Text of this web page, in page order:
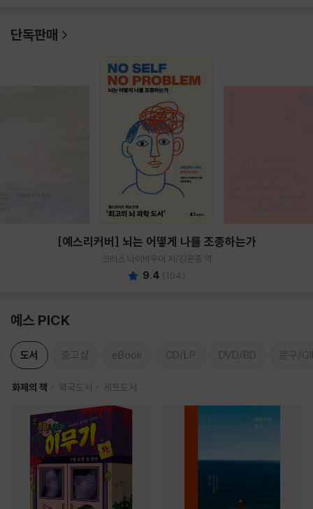
단독판매
[예스리커버] 뇌는 어떻게 나를 조종하는가
크리스 나이바우어 저/김윤종 역
9.4 (104)
예스 PICK
도서 중고샵 eBook CD/LP DVD/BD 문구/
화제의 책 외국도서 세트도서